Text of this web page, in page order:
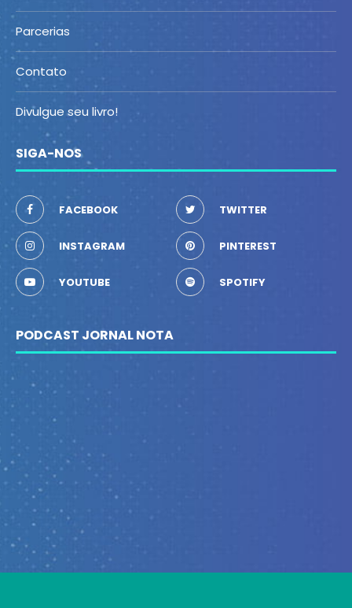
Parcerias
Contato
Divulgue seu livro!
SIGA-NOS
FACEBOOK TWITTER
INSTAGRAM PINTEREST
YOUTUBE SPOTIFY
PODCAST JORNAL NOTA